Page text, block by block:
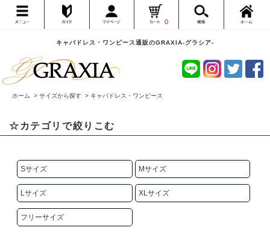
キャバドレス・ワンピース通販のGRAXIA-グラシア-
0
ホーム > サイズから探す > キャバドレス・ワンピース
☆カテゴリで絞りこむ
Sサイズ Mサイズ
Lサイズ XLサイズ
フリーサイズ